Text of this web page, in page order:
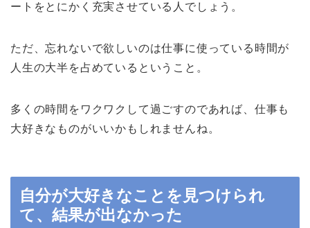
ートをとにかく充実させている人でしょう。
ただ、忘れないで欲しいのは仕事に使っている時間が
人生の大半を占めているということ。
多くの時間をワクワクして過ごすのであれば、仕事も
大好きなものがいいかもしれませんね。
自分が大好きなことを見つけられ
て、結果が出なかった